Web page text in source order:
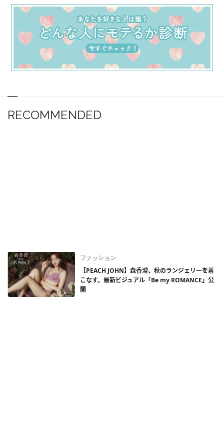
RECOMMENDED
ファッション
【PEACH JOHN】森香澄、秋のランジェリーを着
こなす。最新ビジュアル「Be my ROMANCE」公
開